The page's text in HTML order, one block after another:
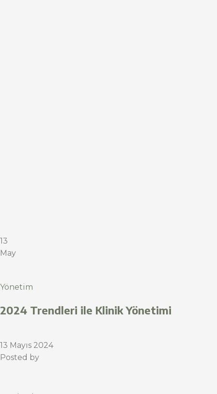
13
May
Yönetim
2024 Trendleri ile Klinik Yönetimi
13 Mayıs 2024
Posted by